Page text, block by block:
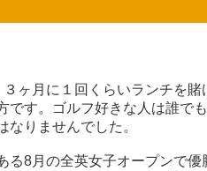
ヶ月に１回くらいランチを賭
す。ゴルフ好きな人は誰で
りませんでした。
8月の全英女子オープンで優